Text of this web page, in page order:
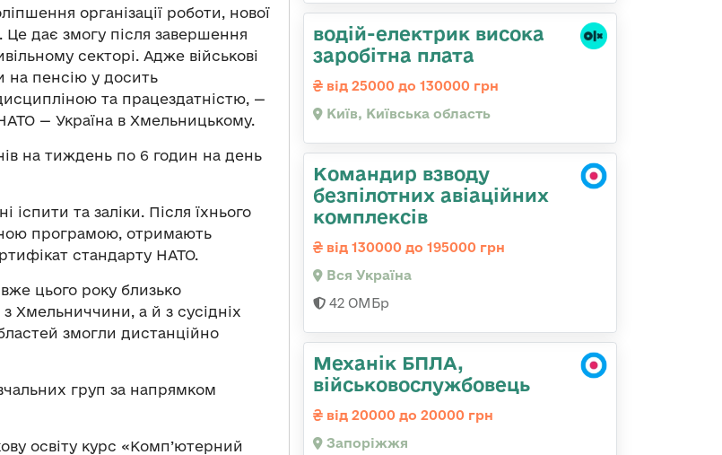
організації роботи, нової
Це дає змогу після завершення
секторі. Адже військові
на пенсію у досить
та працездатністю, —
— Україна в Хмельницькому.
на тиждень по 6 годин на день
іспити та заліки. Після їхнього
програмою, отримають
стандарту НАТО.
цього року близько
з Хмельниччини, а й з сусідніх
змогли дистанційно
груп за напрямком
освіту курс «Комп’ютерний
водій-електрик висока
заробітна плата
від 25000 до 130000 грн
Київ, Київська область
Командир взводу
безпілотних авіаційних
комплексів
від 130000 до 195000 грн
Вся Україна
42 ОМБр
Механік БПЛА,
військовослужбовець
від 20000 до 20000 грн
Запоріжжя